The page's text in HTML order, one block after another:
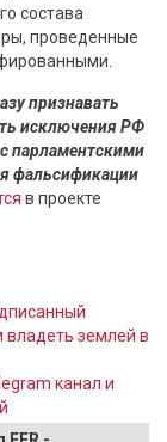
состава
проведенные
признавать
исключения РФ
парламентскими
фальсификации
в проекте
владеть землей в
канал и